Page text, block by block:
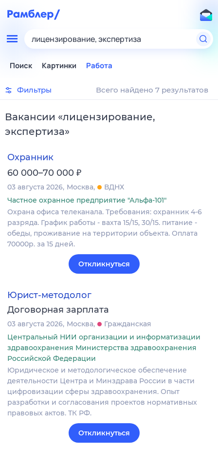
лицензирование, экспертиза
Поиск Картинки Работа
Фильтры Всего найдено 7 результатов
Вакансии «лицензирование,
экспертиза»
Охранник
60 000–70 000 ₽
03 августа 2026 Москва
ВДНХ
Частное охранное предприятие "Альфа-101"
Охрана офиса телеканала. Требования: охранник 4-6
разряда. График работы - вахта 15/15, 30/15. питание -
обеды, проживание на территории объекта. Оплата
70000р. за 15 дней.
Откликнуться
Юрист-методолог
Договорная зарплата
03 августа 2026 Москва
Гражданская
Центральный НИИ организации и информатизации
здравоохранения Министерства здравоохранения
Российской Федерации
Юридическое и методологическое обеспечение
деятельности Центра и Минздрава России в части
цифровизации сферы здравоохранения. Опыт
разработки и согласования проектов нормативных
правовых актов. ТК РФ.
Откликнуться